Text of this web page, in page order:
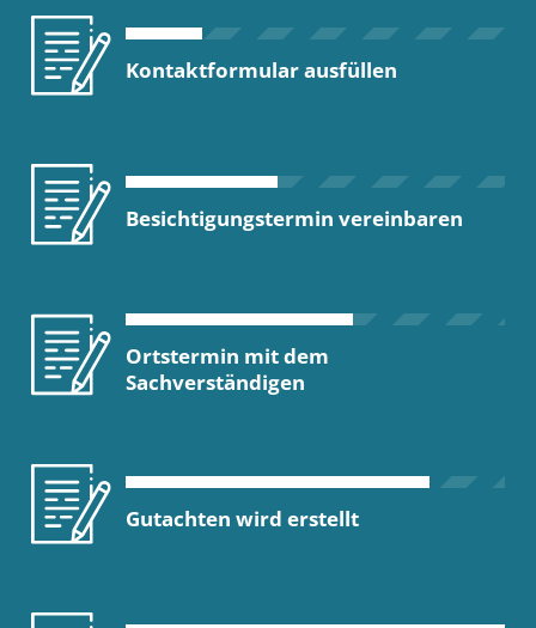
Kontaktformular ausfüllen
Besichtigungstermin vereinbaren
Ortstermin mit dem
Sachverständigen
Gutachten wird erstellt